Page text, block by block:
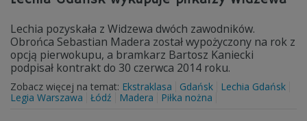
Lechia pozyskała z Widzewa dwóch zawodników.
Obrońca Sebastian Madera został wypożyczony na rok z
opcją pierwokupu, a bramkarz Bartosz Kaniecki
podpisał kontrakt do 30 czerwca 2014 roku.
Zobacz więcej na temat: Ekstraklasa Gdańsk
Lechia Gdańsk
Legia Warszawa
Łódź Madera Piłka nożna